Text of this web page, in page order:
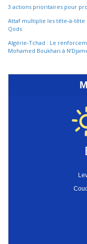
3 actions prioritaires pour
Attaf multiplie les tête-à-tête
Qods
Algérie-Tchad : Le
Mohamed Boukhari à